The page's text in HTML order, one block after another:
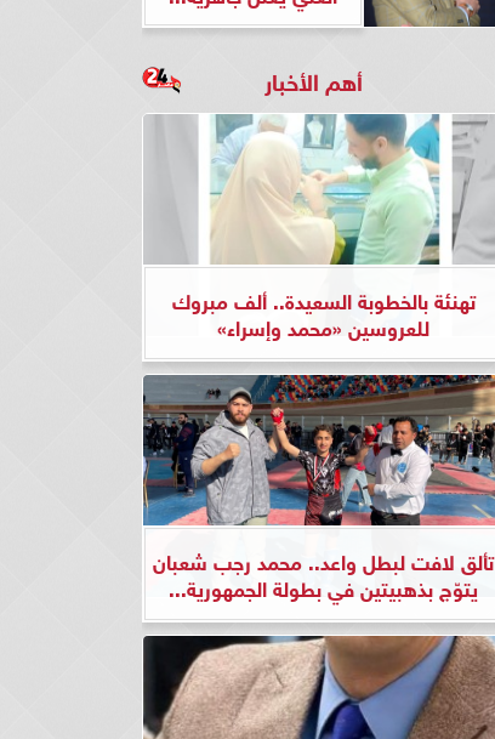
أهم الأخبار
تهنئة بالخطوبة السعيدة.. ألف مبروك
للعروسين «محمد وإسراء»
تألق لافت لبطل واعد.. محمد رجب شعبان
يتوّج بذهبيتين في بطولة الجمهورية...